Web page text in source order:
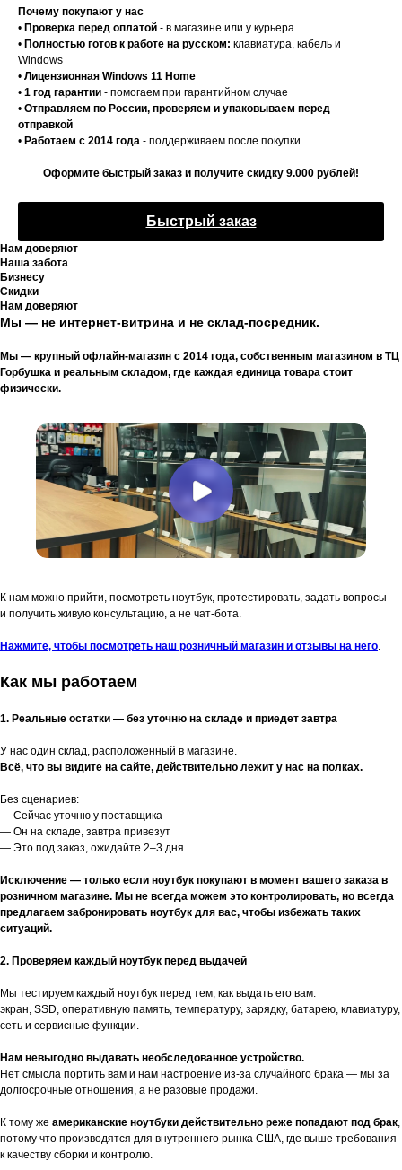
Почему покупают у нас
• Проверка перед оплатой - в магазине или у курьера
• Полностью готов к работе на русском: клавиатура, кабель и
Windows
• Лицензионная Windows 11 Home
• 1 год гарантии - помогаем при гарантийном случае
• Отправляем по России, проверяем и упаковываем перед
отправкой
• Работаем с 2014 года - поддерживаем после покупки
Оформите быстрый заказ и получите скидку 9.000 рублей!
Быстрый заказ
Нам доверяют
Наша забота
Бизнесу
Скидки
Нам доверяют
Мы — не интернет-витрина и не склад-посредник.
Мы — крупный офлайн-магазин с 2014 года, собственным магазином в ТЦ
Горбушка и реальным складом, где каждая единица товара стоит
физически.
К нам можно прийти, посмотреть ноутбук, протестировать, задать вопросы —
и получить живую консультацию, а не чат-бота.
Нажмите, чтобы посмотреть наш розничный магазин и отзывы на него.
Как мы работаем
1. Реальные остатки — без уточню на складе и приедет завтра
У нас один склад, расположенный в магазине.
Всё, что вы видите на сайте, действительно лежит у нас на полках.
Без сценариев:
— Сейчас уточню у поставщика
— Он на складе, завтра привезут
— Это под заказ, ожидайте 2–3 дня
Исключение — только если ноутбук покупают в момент вашего заказа в
розничном магазине. Мы не всегда можем это контролировать, но всегда
предлагаем забронировать ноутбук для вас, чтобы избежать таких
ситуаций.
2. Проверяем каждый ноутбук перед выдачей
Мы тестируем каждый ноутбук перед тем, как выдать его вам:
экран, SSD, оперативную память, температуру, зарядку, батарею, клавиатуру,
сеть и сервисные функции.
Нам невыгодно выдавать необследованное устройство.
Нет смысла портить вам и нам настроение из-за случайного брака — мы за
долгосрочные отношения, а не разовые продажи.
К тому же американские ноутбуки действительно реже попадают под брак,
потому что производятся для внутреннего рынка США, где выше требования
к качеству сборки и контролю.